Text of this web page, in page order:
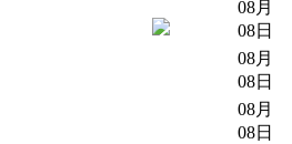
08月
08日
08月
08日
08月
08日